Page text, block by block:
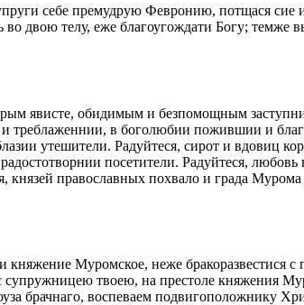
себе премудрую Февронию, потщася сие
двою телу, еже благоугождати Богу;
явисте, обидимым и безпомощным
треблаженнии, в боголюбии пожившии и
утешители. Радуйтеся, сирот и вдовиц
посетители. Радуйтеся,
православных похвало и града Мурома
княжение Муромское, неже бракоразвестися
твоею, на престоле княжения
брачнаго, воспеваем подвигоположнику